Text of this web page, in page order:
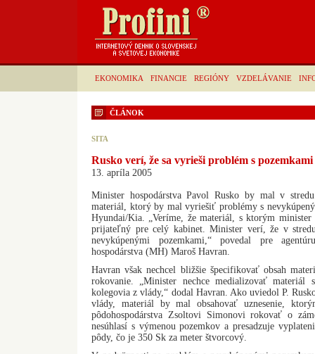
EKONOMIKA FINANCIE REGIÓNY VZDELÁVANIE
ČLÁNOK
SITA
Rusko verí, že sa vyrieši problém s
13. apríla 2005
Minister hospodárstva Pavol Rusko by mal v
materiál, ktorý by mal vyriešiť problémy s
Hyundai/Kia. „Veríme, že materiál, s ktorým
prijateľný pre celý kabinet. Minister verí, že v
nevykúpenými pozemkami,“ povedal pre
hospodárstva (MH) Maroš Havran.
Havran však nechcel bližšie špecifikovať obsah
rokovanie. „Minister nechce medializovať materiál
kolegovia z vlády,“ dodal Havran. Ako uviedol P.
vlády, materiál by mal obsahovať uznesenie,
pôdohospodárstva Zsoltovi Simonovi rokovať o
nesúhlasí s výmenou pozemkov a presadzuje
pôdy, čo je 350 Sk za meter štvorcový.